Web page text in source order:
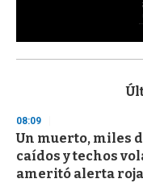
s
d
s
o
f
3
08:09
Un muerto, miles
caídos y techos
ameritó alerta roja